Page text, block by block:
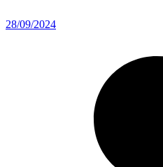
28/09/2024